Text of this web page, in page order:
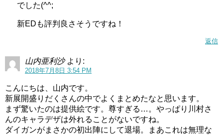
でした(^^;
新EDも評判良さそうですね！
返信
山内亜利沙 より:
2018年7月8日 3:54 PM
こんにちは、山内です。
新展開盛りだくさんの中でよくまとめたなと思います。
まず驚いたのは提供絵です。尊すぎる…。やっぱり川村さ
んのキャラデザは外れることがないですね。
ダイガンがまさかの初出陣にして退場。まあこれは無理な